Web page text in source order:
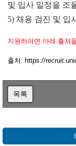
및 입사 일정을 조
5) 채용 검진 및 입
지원하려면 아래 출처
출처: https://
목록